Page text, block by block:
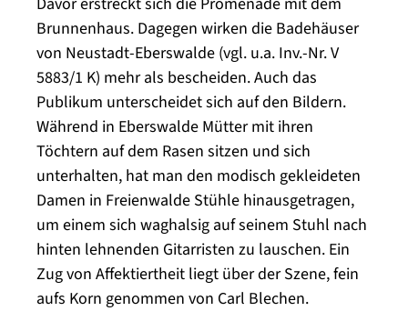
Brunnenhaus. Dagegen wirken die Badehäuser
von Neustadt-Eberswalde (vgl. u.a. Inv.-Nr. V
5883/1 K) mehr als bescheiden. Auch das
Publikum unterscheidet sich auf den Bildern.
Während in Eberswalde Mütter mit ihren
Töchtern auf dem Rasen sitzen und sich
unterhalten, hat man den modisch gekleideten
Damen in Freienwalde Stühle hinausgetragen,
um einem sich waghalsig auf seinem Stuhl nach
hinten lehnenden Gitarristen zu lauschen. Ein
Zug von Affektiertheit liegt über der Szene, fein
aufs Korn genommen von Carl Blechen.